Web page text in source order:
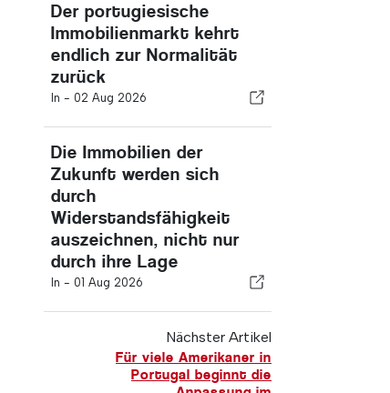
Der portugiesische
Immobilienmarkt kehrt
endlich zur Normalität
zurück
In - 02 Aug 2026
Die Immobilien der
Zukunft werden sich
durch
Widerstandsfähigkeit
auszeichnen, nicht nur
durch ihre Lage
In - 01 Aug 2026
Nächster Artikel
Für viele Amerikaner in
Portugal beginnt die